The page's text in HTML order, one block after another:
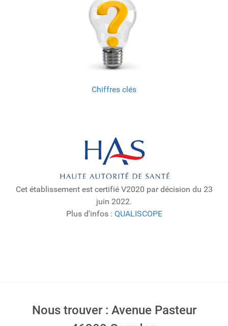
Chiffres clés
Cet établissement est certifié V2020 par décision du 23
juin 2022.
Plus d'infos : QUALISCOPE
Nous trouver : Avenue Pasteur